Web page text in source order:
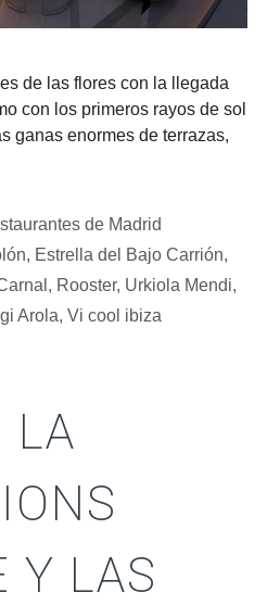
de las flores con la llegada
con los primeros rayos de sol
ganas enormes de terrazas,
de Madrid
, Estrella del Bajo Carrión,
, Rooster, Urkiola Mendi,
Arola, Vi cool ibiza
LA
Y LAS